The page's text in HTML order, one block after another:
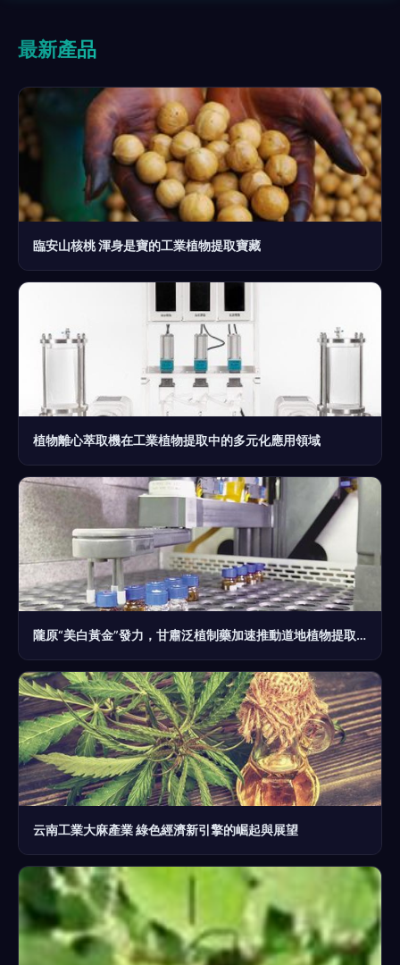
最新產品
臨安山核桃 渾身是寶的工業植物提取寶藏
植物離心萃取機在工業植物提取中的多元化應用領域
隴原“美白黃金”發力，甘肅泛植制藥加速推動道地植物提取物產業多元化發展，角逐全球市場
云南工業大麻產業 綠色經濟新引擎的崛起與展望